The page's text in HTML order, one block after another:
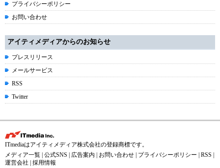
プライバシーポリシー
お問い合わせ
アイティメディアからのお知らせ
プレスリリース
メールサービス
RSS
Twitter
ITmediaはアイティメディア株式会社の登録商標です。
メディア一覧 公式SNS 広告案内 お問い合わせ プライバシーポリシー RSS
運営会社
採用情報